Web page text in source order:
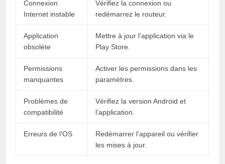
Connexion
Internet instable
Vérifiez la connexion ou
redémarrez le routeur.
Application
obsolète
Mettre à jour l’application via le
Play Store.
Permissions
manquantes
Activer les permissions dans les
paramètres.
Problèmes de
compatibilité
Vérifiez la version Android et
l’application.
Erreurs de l’OS
Redémarrer l’appareil ou vérifier
les mises à jour.